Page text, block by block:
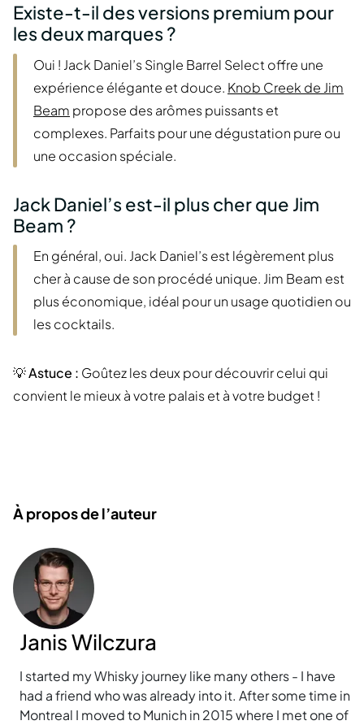
Existe-t-il des versions premium pour
les deux marques ?
Oui ! Jack Daniel’s Single Barrel Select offre une
expérience élégante et douce. Knob Creek de Jim
Beam propose des arômes puissants et
complexes. Parfaits pour une dégustation pure ou
une occasion spéciale.
Jack Daniel’s est-il plus cher que Jim
Beam ?
En général, oui. Jack Daniel’s est légèrement plus
cher à cause de son procédé unique. Jim Beam est
plus économique, idéal pour un usage quotidien ou
les cocktails.
💡Astuce : Goûtez les deux pour découvrir celui qui
convient le mieux à votre palais et à votre budget !
À propos de l’auteur
Janis Wilczura
I started my Whisky journey like many others - I have
had a friend who was already into it. After some time in
Montreal I moved to Munich in 2015 where I met one of